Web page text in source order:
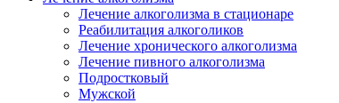
Лечение алкоголизма в стационаре
Реабилитация алкоголиков
Лечение хронического алкоголизма
Лечение пивного алкоголизма
Подростковый
Мужской